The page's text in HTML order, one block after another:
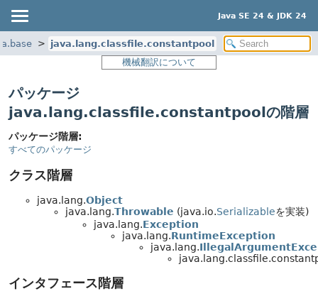
Java SE 24 & JDK 24
java.lang.classfile.constantpool
機械翻訳について
パッケージ
java.lang.classfile.constantpoolの階層
パッケージ階層:
すべてのパッケージ
クラス階層
java.lang.Object
java.lang.Throwable (java.io.Serializableを実装)
java.lang.Exception
java.lang.RuntimeException
java.lang.
インタフェース階層